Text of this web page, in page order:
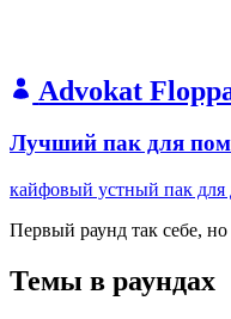
Advokat
Лучший пак для
кайфовый устный пак для
Первый раунд так себе,
Темы в раундах